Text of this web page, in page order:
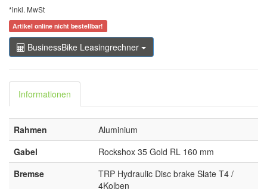
*inkl. MwSt
Artikel online nicht bestellbar!
BusinessBike Leasingrechner
Informationen
Rahmen
Aluminium
Gabel
Rockshox 35 Gold RL 160 mm
Bremse
TRP Hydraulic Disc brake Slate T4 /
4Kolben